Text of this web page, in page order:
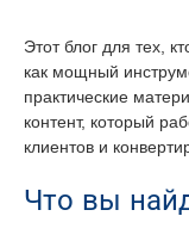
Этот блог для тех,
как мощный
практические
контент, который
клиентов и
Что вы